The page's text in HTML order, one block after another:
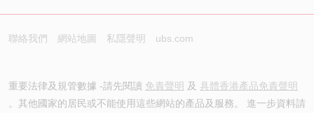
聯絡我們 網站地圖 私隱聲明 ubs.com
重要法律及規管數據 -請先閱讀 免責聲明 及 具體香港產品免責聲明
。其他國家的居民或不能使用這些網站的產品及服務。 進一步資料請